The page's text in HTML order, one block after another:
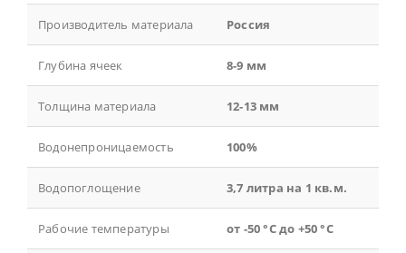
Производитель материала Россия
Глубина ячеек 8-9 мм
Толщина материала 12-13 мм
Водонепроницаемость 100%
Водопоглощение 3,7 литра на 1 кв.м.
Рабочие температуры от -50 °С до +50 °С